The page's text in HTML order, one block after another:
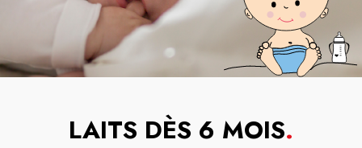
LAITS DÈS 6 MOIS.